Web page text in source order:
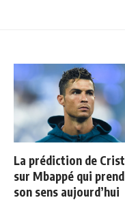
La prédiction de
sur Mbappé qui
son sens aujourd’hui